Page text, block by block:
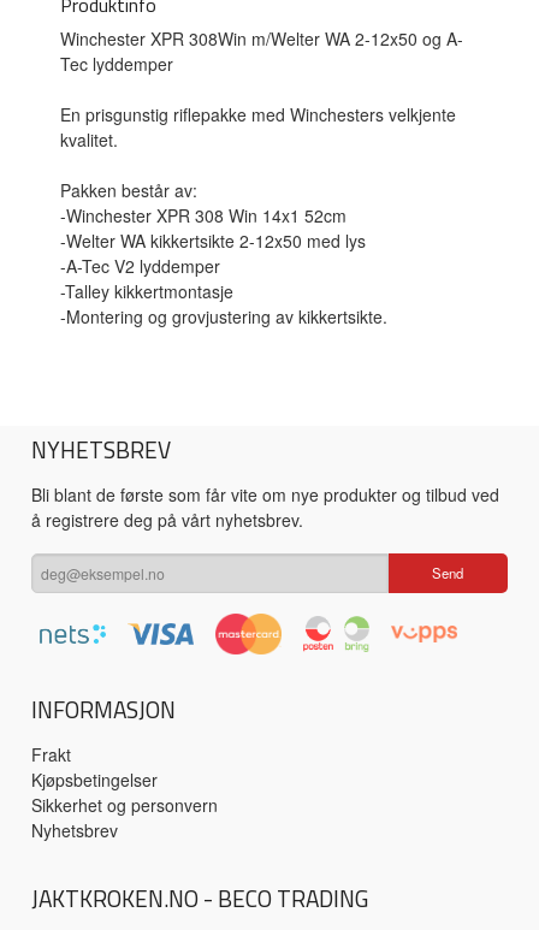
Winchester XPR 308Win m/Welter WA 2-12x50 og A-
Tec lyddemper
En prisgunstig riflepakke med Winchesters velkjente
kvalitet.
Pakken består av:
-Winchester XPR 308 Win 14x1 52cm
-Welter WA kikkertsikte 2-12x50 med lys
-A-Tec V2 lyddemper
-Talley kikkertmontasje
-Montering og grovjustering av kikkertsikte.
NYHETSBREV
Bli blant de første som får vite om nye produkter og tilbud ved
å registrere deg på vårt nyhetsbrev.
INFORMASJON
Frakt
Kjøpsbetingelser
Sikkerhet og personvern
Nyhetsbrev
JAKTKROKEN.NO - BECO TRADING